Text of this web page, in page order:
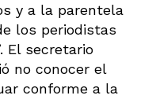
y a la parentela
los periodistas
El secretario
no conocer el
conforme a la